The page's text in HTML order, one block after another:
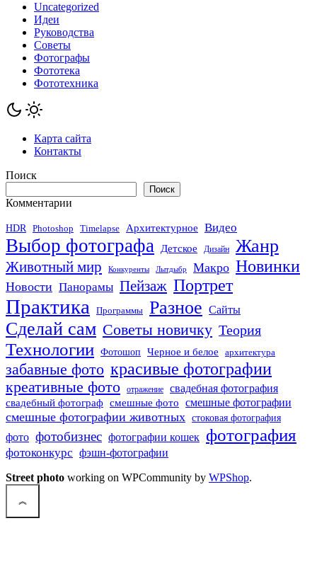
Uncategorized
Идеи
Руководства
Советы
Фотографы
Фототека
Фототехника
Карта сайта
Контакты
Поиск
Поиск
Комментарии
HDR Photoshop Timelapse Архитектурное Видео
Выбор фотографа Детское Дизайн Жанр
Животный мир Конкуренты Лытдыбр Макро Новинки
Новости Панорамы Пейзаж Портрет
Практика Программы Разное Сайты
Сделай сам Советы новичку Теория
Технологии Фотошоп Черное и белое архитектура
забавные фото красивые фотографии
креативные фото отражение свадебная фотография
свадебный фотограф смешные фото смешные фотографии
смешные фотографии животных стоковая фотография
фото фотобизнес фотографии кошек фотография
фотоконкурс фэшн-фотографии
Street photo working on WPCommunity by WPShop.